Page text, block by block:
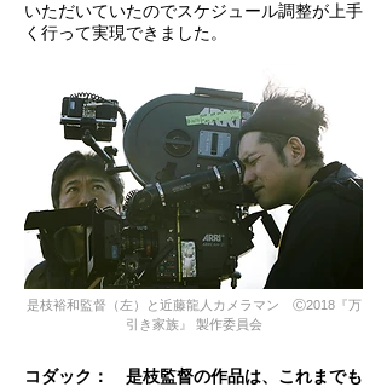
いただいていたのでスケジュール調整が上手
く行って実現できました。
是枝裕和監督（左）と近藤龍人カメラマン Ⓒ2018『万
引き家族』 製作委員会
コダック： 是枝監督の作品は、これまでも